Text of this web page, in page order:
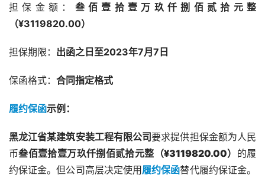
担保金额： 叁佰壹拾壹万玖仟捌佰贰拾元整
（¥3119820.00）
担保期限： 出函之日至2023年7月7日
保函格式： 合同指定格式
履约保函示例：
黑龙江省某建筑安装工程有限公司要求提供担保金额为人民
币叁佰壹拾壹万玖仟捌佰贰拾元整（¥3119820.00） 的履
约保证金。但公司高层决定使用履约保函替代履约保证金。